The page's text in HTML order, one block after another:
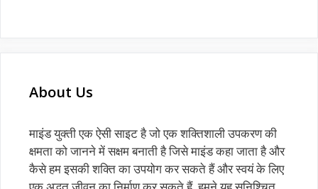
About Us
माइंड युक्ती एक ऐसी साइट है जो एक शक्तिशाली उपकरण की
क्षमता को जानने में सक्षम बनाती है जिसे माइंड कहा जाता है और
कैसे हम इसकी शक्ति का उपयोग कर सकते हैं और स्वयं के लिए